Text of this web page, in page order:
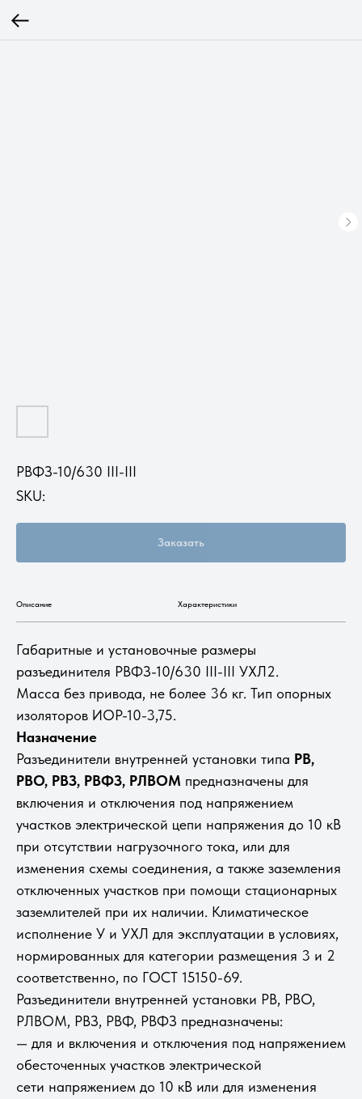
РВФЗ-10/630 III-III
SKU:
Заказать
Описание Характеристики
Габаритные и установочные размеры
разъединителя РВФЗ-10/630 III-III УХЛ2.
Масса без привода, не более 36 кг. Тип опорных
изоляторов ИОР-10-3,75.
Назначение
Разъединители внутренней установки типа РВ,
РВО, РВЗ, РВФЗ, РЛВОМ предназначены для
включения и отключения под напряжением
участков электрической цепи напряжения до 10 кВ
при отсутствии нагрузочного тока, или для
изменения схемы соединения, а также заземления
отключенных участков при помощи стационарных
заземлителей при их наличии. Климатическое
исполнение У и УХЛ для эксплуатации в условиях,
нормированных для категории размещения 3 и 2
соответственно, по ГОСТ 15150-69.
Разъединители внутренней установки РВ, РВО,
РЛВОМ, РВЗ, РВФ, РВФЗ предназначены:
— для и включения и отключения под напряжением
обесточенных участков электрической
сети напряжением до 10 кВ или для изменения